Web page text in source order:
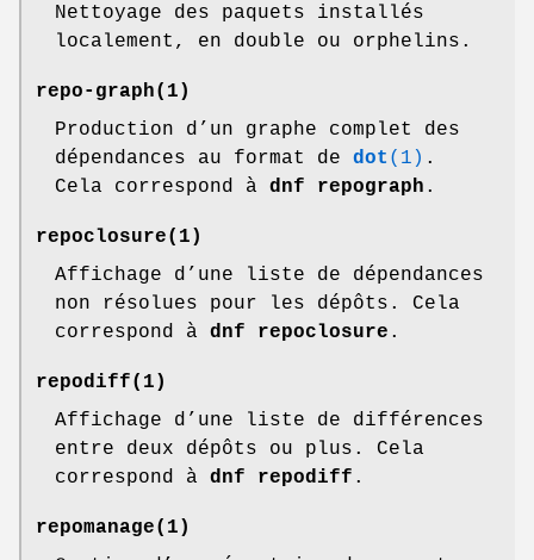
Nettoyage des paquets installés
localement, en double ou orphelins.
repo-graph(1)
Production d’un graphe complet des
dépendances au format de dot (1) .
Cela correspond à dnf repograph .
repoclosure(1)
Affichage d’une liste de dépendances
non résolues pour les dépôts. Cela
correspond à dnf repoclosure .
repodiff(1)
Affichage d’une liste de différences
entre deux dépôts ou plus. Cela
correspond à dnf repodiff .
repomanage(1)